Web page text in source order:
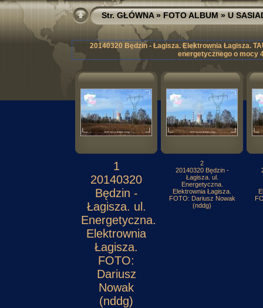
Str. GŁÓWNA»FOTO ALBUM»U
20140320 Będzin - Łagisza. Elektrownia Łagisza.
energetycznego o mocy
1
20140320
Będzin -
Łagisza. ul.
Energetyczna.
Elektrownia
Łagisza.
FOTO:
Dariusz
Nowak
(nddg)
2
20140320 Będzin -
Łagisza. ul.
Energetyczna.
Elektrownia Łagisza.
FOTO: Dariusz Nowak
(nddg)